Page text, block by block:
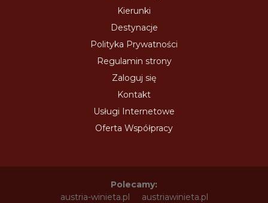
Kierunki
Destynacje
Polityka Prywatności
Regulamin strony
Zaloguj się
Kontakt
Usługi Internetowe
Oferta Współpracy
Polecamy:
austria-winieta.pl
austriawinieta.pl